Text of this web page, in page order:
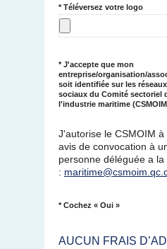
*Téléversez votre logo
*J'accepte que mon
entreprise/organisation/
soit identifiée sur les réseaux
sociaux du Comité sectoriel
l'industrie maritime
J'autorise le CSMOIM
avis de convocation à
personne déléguée a
:
*Cochez « Oui »
AUCUN FRAIS